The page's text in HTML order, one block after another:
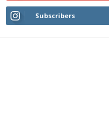
Subscribers